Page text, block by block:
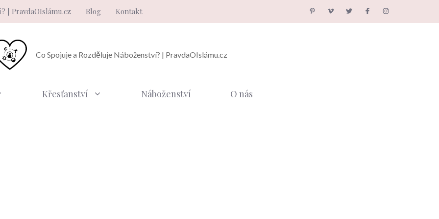
| PravdaOIslámu.cz Blog Kontakt
Co Spojuje a Rozděluje Náboženství? | PravdaOIslámu.cz
Křesťanství Náboženství O nás